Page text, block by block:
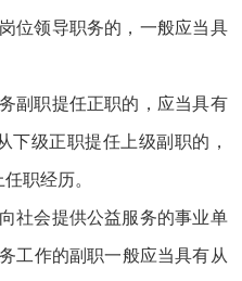
位领导职务的，一般应当具
副职提任正职的，应当具有
下级正职提任上级副职的，
职经历。
社会提供公益服务的事业单
工作的副职一般应当具有从